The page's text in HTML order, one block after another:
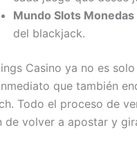
Mundo Slots
del blackjack.
Casino ya no es
que también
Todo el proceso de
de volver a apostar y